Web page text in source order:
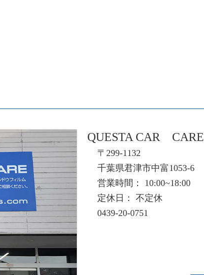
QUESTA CAR CARE
〒299-1132
千葉県君津市中富1053-6
営業時間： 10:00~18:00
定休日： 不定休
0439-20-0751